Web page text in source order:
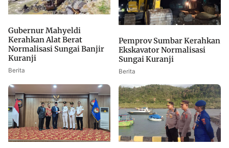
Gubernur Mahyeldi
Kerahkan Alat Berat
Normalisasi Sungai Banjir
Kuranji
Berita
Pemprov Sumbar Kerahkan
Ekskavator Normalisasi
Sungai Kuranji
Berita